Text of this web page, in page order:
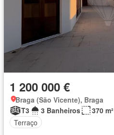
1 200 000 €
Braga (São Vicente), Braga
T3
3 Banheiros
370 m²
Terraço